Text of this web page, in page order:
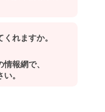
れますか。
報網で、
。